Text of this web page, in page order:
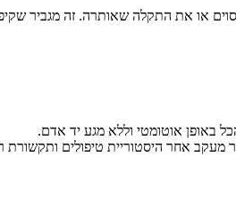
או את התקלה שאותרה. זה מגביר
באופן אוטומטי וללא מגע יד אדם.